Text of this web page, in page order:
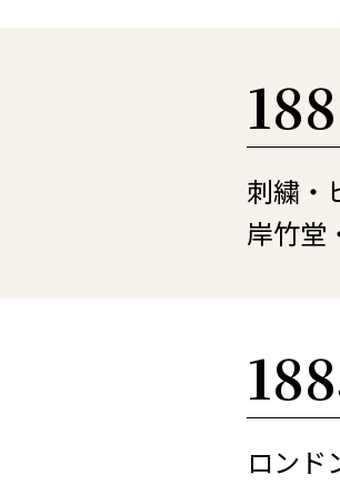
刺繍・
岸竹堂
ロンド